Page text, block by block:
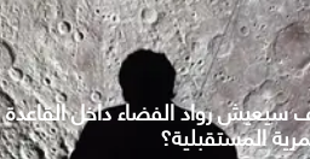
سيعيش رواد الفضاء داخل القاعدة
المستقبلية؟